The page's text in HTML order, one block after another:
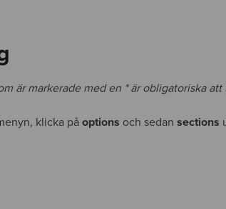
är markerade med en * är obligatoriska att
klicka på options och sedan sections